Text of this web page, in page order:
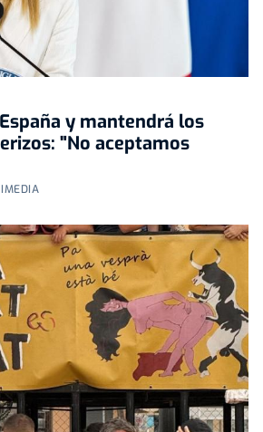
y mantendrá los
"No aceptamos